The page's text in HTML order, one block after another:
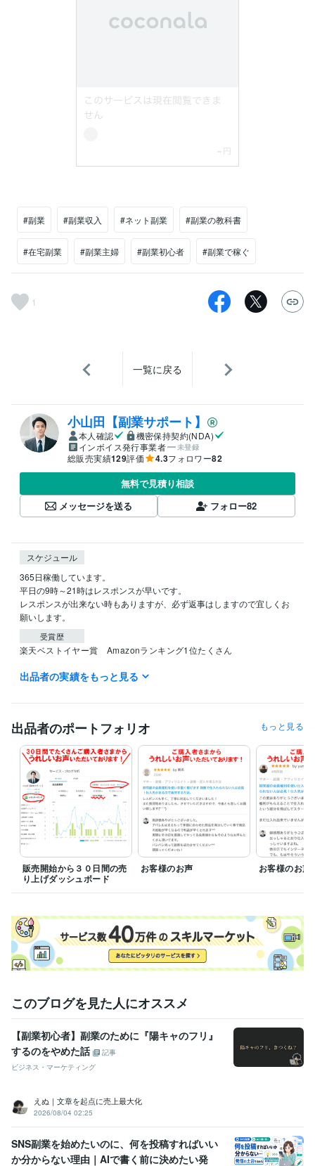
#副業 #副業収入 #ネット副業 #副業の教科書
#在宅副業 #副業主婦 #副業初心者 #副業で稼ぐ
1
一覧に戻る
小山田【副業サポート】
本人確認
機密保持契約(NDA)
インボイス発行事業者
未登録
総販売実績129評価 4.3フォロワー82
無料で見積り相談
メッセージを送る
フォロー82
スケジュール
365日稼働しています。
平日の9時～21時はレスポンスが早いです。
レスポンスが出来ない時もありますが、必ず返事はしますので宜しくお
願いします。
受賞歴
楽天ベストイヤー賞　Amazonランキング1位たくさん
資格・検定
2020年
得意分野
資産運用・副業の相談 副業
転売 副業 物販 経営
出品者の実績をもっと見る
出品者のポートフォリオ もっと見る
販売開始から３０日間の売
り上げダッシュボード
お客様のお声 お客様のお声
このブログを見た人にオススメ
【副業初心者】副業のために『陽キャのフリ』
するのをやめた話
記事
ビジネス・マーケティング
えぬ｜文章を起点に売上最大化
2026/08/04 02:25
SNS副業を始めたいのに、何を投稿すればいい
か分からない理由｜AIで書く前に決めたい発